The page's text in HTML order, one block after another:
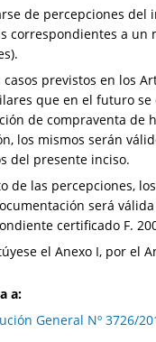
de percepciones del
correspondientes a
casos previstos en los
que en el futuro
de compraventa de
los mismos serán
del presente inciso.
de las percepciones,
será
certificado F.
el Anexo I, por el
a:
General Nº 3726/